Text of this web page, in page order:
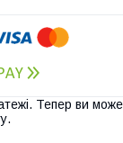
Тепер ви